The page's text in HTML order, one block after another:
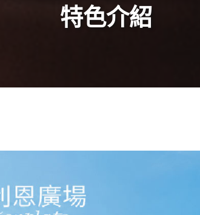
特色介紹